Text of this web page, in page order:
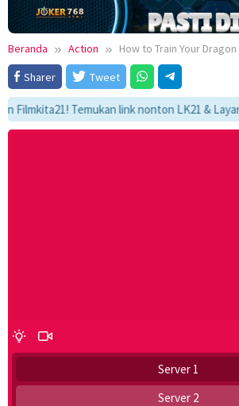
Beranda Action
How to Train Your Dragon
Sharer
Tweet
Temukan link nonton LK21 &
Server 1
Server 2